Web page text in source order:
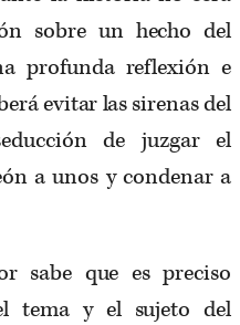
sobre un hecho del
profunda reflexión e
evitar las sirenas del
de juzgar el
a unos y condenar a
sabe que es preciso
tema y el sujeto del